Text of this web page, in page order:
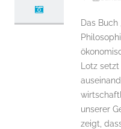
Das
Lotz
unserer
zeigt,